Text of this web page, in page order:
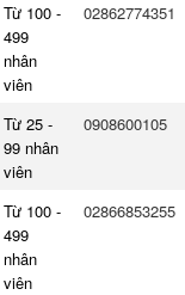
Từ 100 -
499
nhân
viên
02862774351
Từ 25 -
99 nhân
viên
0908600105
Từ 100 -
499
nhân
viên
02866853255